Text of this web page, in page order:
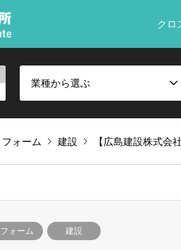
クロ
業種から選ぶ
フォーム 建設 【広島建設株式会
フォーム 建設